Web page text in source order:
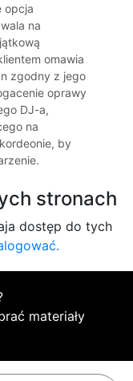
opcja
na
omawia
zgodny z jego
oprawy
DJ-a,
na
by
stronach
dostęp do tych
materiały